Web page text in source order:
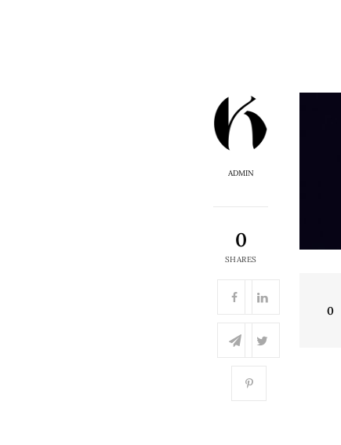
ADMIN
0
SHARES
0